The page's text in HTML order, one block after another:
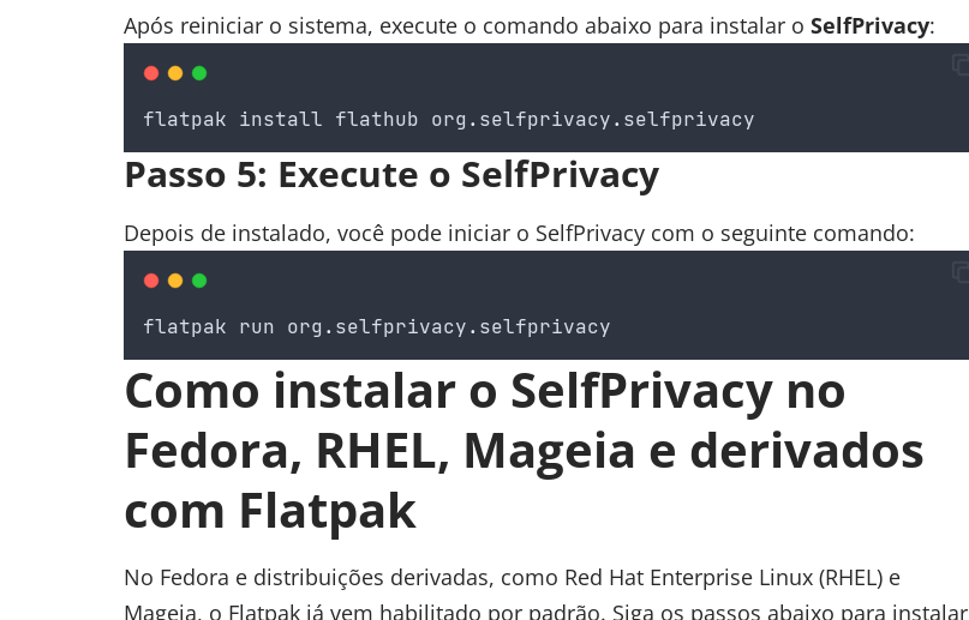
Após reiniciar o sistema, execute o comando abaixo para instalar o SelfPrivacy:
flatpak install flathub org . selfprivacy. selfprivacy
Passo 5: Execute o SelfPrivacy
Depois de instalado, você pode iniciar o SelfPrivacy com o seguinte comando:
flatpak run org . selfprivacy. selfprivacy
Como instalar o SelfPrivacy no
Fedora, RHEL, Mageia e derivados
com Flatpak
No Fedora e distribuições derivadas, como Red Hat Enterprise Linux (RHEL) e
Mageia, o Flatpak já vem habilitado por padrão. Siga os passos abaixo para instalar